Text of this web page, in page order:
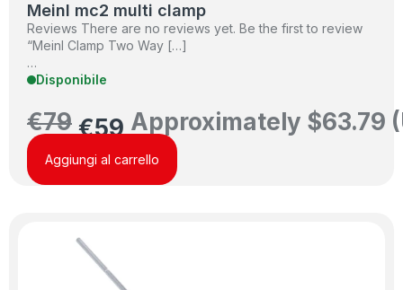
Meinl mc2 multi clamp
Reviews There are no reviews yet. Be the first to review
“Meinl Clamp Two Way […]
…
Disponibile
€79 €59 Approximately $63.79
Aggiungi al carrello